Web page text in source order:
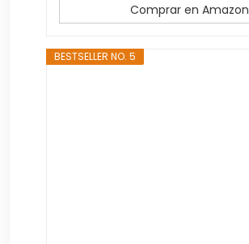
Comprar en Amazon
BESTSELLER NO. 5